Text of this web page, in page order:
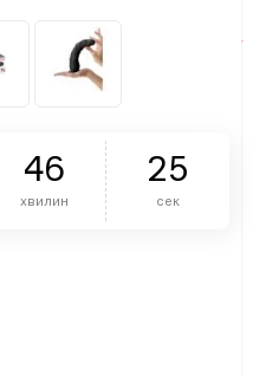
46
хвилин
25
сек